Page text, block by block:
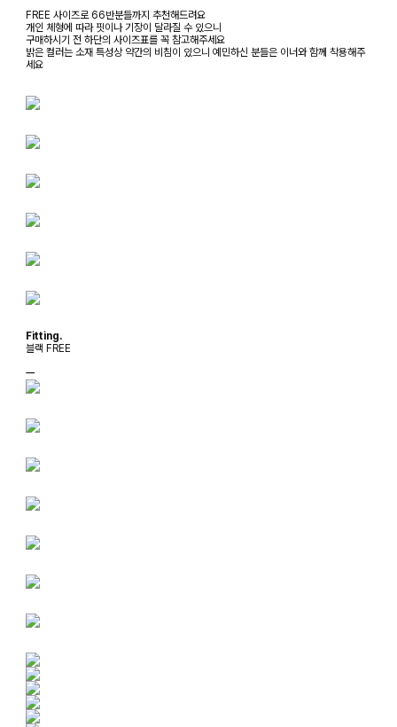
FREE 사이즈로 66반분들까지 추천해드려요
개인 체형에 따라 핏이나 기장이 달라질 수 있으니
구매하시기 전 하단의 사이즈표를 꼭 참고해주세요
밝은 컬러는 소재 특성상 약간의 비침이 있으니 예민하신 분들은 이너와 함께 착용해주
세요
Fitting.
블랙 FREE
ㅡ